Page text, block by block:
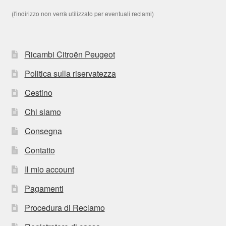
(l'indirizzo non verrà utilizzato per eventuali reclami)
Ricambi Citroën Peugeot
Politica sulla riservatezza
Cestino
Chi siamo
Consegna
Contatto
Il mio account
Pagamenti
Procedura di Reclamo